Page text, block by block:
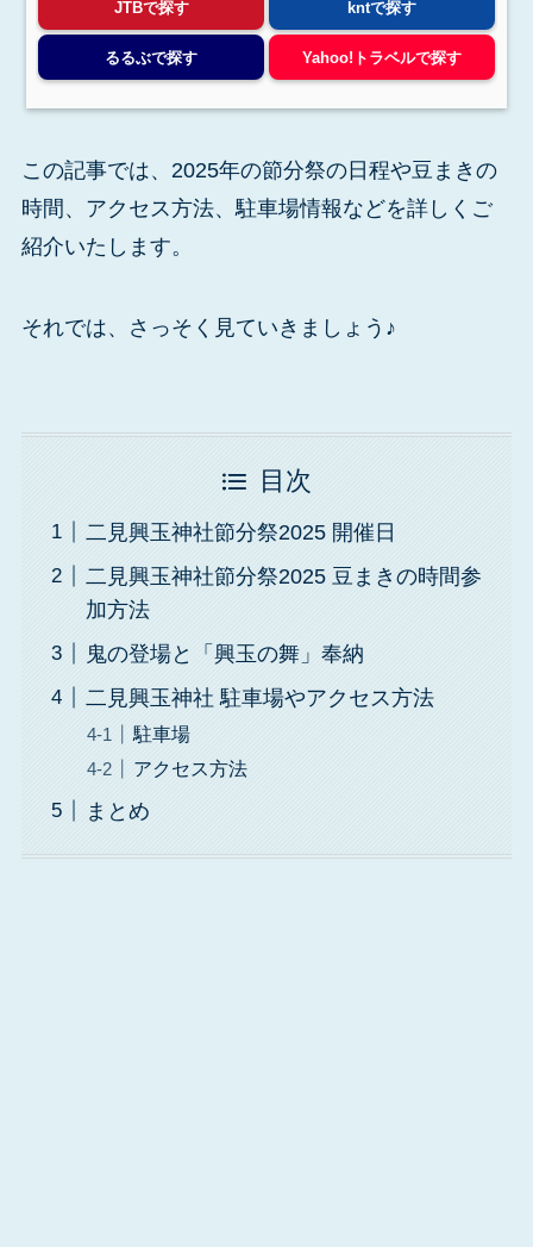
JTBで探す kntで探す
るるぶで探す Yahoo!トラベルで探す
この記事では、2025年の節分祭の日程や豆まきの
時間、アクセス方法、駐車場情報などを詳しくご
紹介いたします。
それでは、さっそく見ていきましょう♪
目次
二見興玉神社節分祭2025 開催日
二見興玉神社節分祭2025 豆まきの時間参
加方法
鬼の登場と「興玉の舞」奉納
二見興玉神社 駐車場やアクセス方法
駐車場
アクセス方法
まとめ